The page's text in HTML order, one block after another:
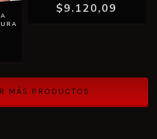
$9.120,09
MÁS PRODUCTOS